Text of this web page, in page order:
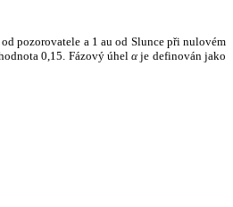
pozorovatele a 1 au od Slunce při nulovém
0,15. Fázový úhelα je definován jako